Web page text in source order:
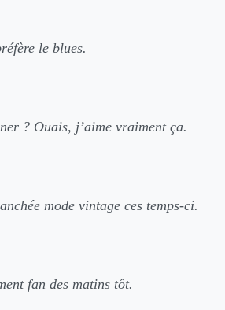
le blues.
? Ouais, j’aime vraiment ça.
mode vintage ces temps-ci.
fan des matins tôt.